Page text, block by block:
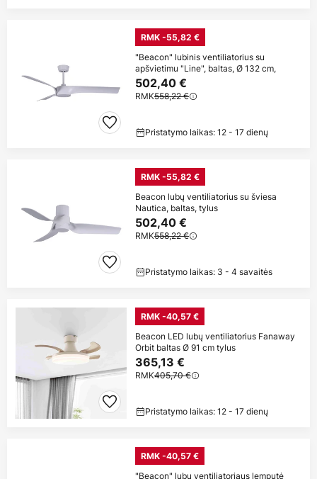
RMK -55,82 €
"Beacon" lubinis ventiliatorius su
apšvietimu "Line", baltas, Ø 132 cm,
502,40 €
RMK558,22 €
Pristatymo laikas: 12 - 17 dienų
RMK -55,82 €
Beacon lubų ventiliatorius su šviesa
Nautica, baltas, tylus
502,40 €
RMK558,22 €
Pristatymo laikas: 3 - 4 savaitės
RMK -40,57 €
Beacon LED lubų ventiliatorius Fanaway
Orbit baltas Ø 91 cm tylus
365,13 €
RMK405,70 €
Pristatymo laikas: 12 - 17 dienų
RMK -40,57 €
"Beacon" lubų ventiliatoriaus lemputė